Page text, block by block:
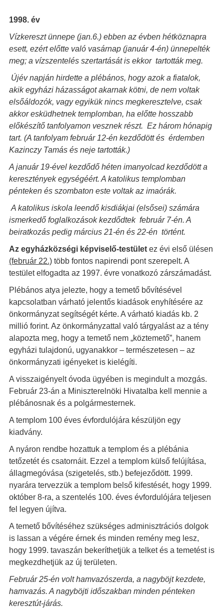
1998. év
Vízkereszt ünnepe (jan.6.) ebben az évben hétköznapra
esett, ezért előtte való vasárnap (január 4-én) ünnepelték
meg; a vízszentelés szertartását is ekkor tartották meg.
Újév napján hirdette a plébános, hogy azok a fiatalok,
akik egyházi házasságot akarnak kötni, de nem voltak
elsőáldozók, vagy egyikük nincs megkeresztelve, csak
akkor esküdhetnek templomban, ha előtte hosszabb
előkészítő tanfolyamon vesznek részt. Ez három hónapig
tart. (A tanfolyam február 12-én kezdődött és érdemben
Kazinczy Tamás és neje tartották.)
A január 19-ével kezdődő héten imanyolcad kezdődött a
keresztények egységéért. A katolikus templomban
pénteken és szombaton este voltak az imaórák.
A katolikus iskola leendő kisdiákjai (elsősei) számára
ismerkedő foglalkozások kezdődtek február 7-én. A
beiratkozás pedig március 21-én és 22-én történt.
Az egyházközségi képviselő-testület ez évi első ülésen
(február 22.)több fontos napirendi pont szerepelt. A
testület elfogadta az 1997. évre vonatkozó zárszámadást.
Plébános atya jelezte, hogy a temető bővítésével
kapcsolatban várható jelentős kiadások enyhítésére az
önkormányzat segítségét kérte. A várható kiadás kb. 2
millió forint. Az önkormányzattal való tárgyalást az a tény
alapozta meg, hogy a temető nem „köztemető”, hanem
egyházi tulajdonú, ugyanakkor – természetesen – az
önkormányzati igényeket is kielégíti.
A visszaigényelt óvoda ügyében is megindult a mozgás.
Február 23-án a Miniszterelnöki Hivatalba kell mennie a
plébánosnak és a polgármesternek.
A templom 100 éves évfordulójára készüljön egy
kiadvány.
A nyáron rendbe hozattuk a templom és a plébánia
tetőzetét és csatornáit. Ezzel a templom külső felújítása,
állagmegóvása (szigetelés, stb.) befejeződött. 1999.
nyarára tervezzük a templom belső kifestését, hogy 1999.
október 8-ra, a szentelés 100. éves évfordulójára teljesen
fel legyen újítva.
A temető bővítéséhez szükséges adminisztrációs dolgok
is lassan a végére érnek és minden remény meg lesz,
hogy 1999. tavaszán bekeríthetjük a telket és a temetést is
megkezdhetjük az új területen.
Február 25-én volt hamvazószerda, a nagyböjt kezdete,
hamvazás. A nagyböjti időszakban minden pénteken
keresztút-járás.